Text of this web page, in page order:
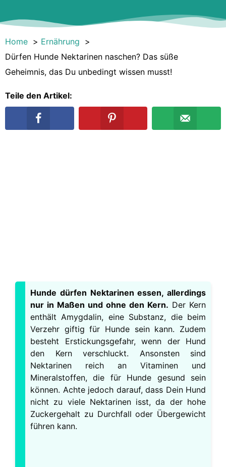
Home
Ernährung
Dürfen Hunde Nektarinen naschen? Das süße
Geheimnis, das Du unbedingt wissen musst!
Teile den Artikel:
Hunde dürfen Nektarinen essen, allerdings
nur in Maßen und ohne den Kern. Der Kern
enthält Amygdalin, eine Substanz, die beim
Verzehr giftig für Hunde sein kann. Zudem
besteht Erstickungsgefahr, wenn der Hund
den Kern verschluckt. Ansonsten sind
Nektarinen reich an Vitaminen und
Mineralstoffen, die für Hunde gesund sein
können. Achte jedoch darauf, dass Dein Hund
nicht zu viele Nektarinen isst, da der hohe
Zuckergehalt zu Durchfall oder Übergewicht
führen kann.